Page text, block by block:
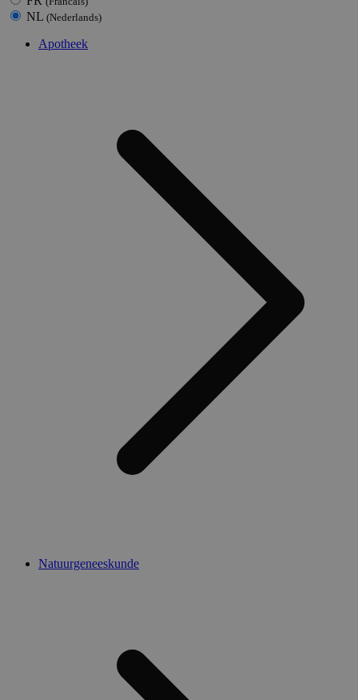
NL (Nederlands)
Apotheek
Natuurgeneeskunde